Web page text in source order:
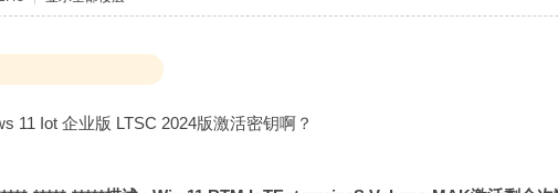
11 Iot 企业版 LTSC 2024版激活密钥啊？